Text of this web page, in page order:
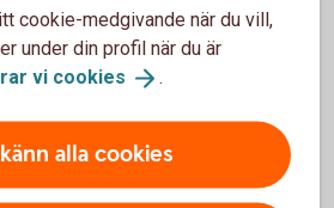
överallt. Leta efter symbolen för
när du ska betala.
att jag blippar av
jag är nära en terminal?
vara intill terminalen för att
gå igenom.
cookie-medgivande när du vill,
under din profil när du är
vi cookies .
alla cookies